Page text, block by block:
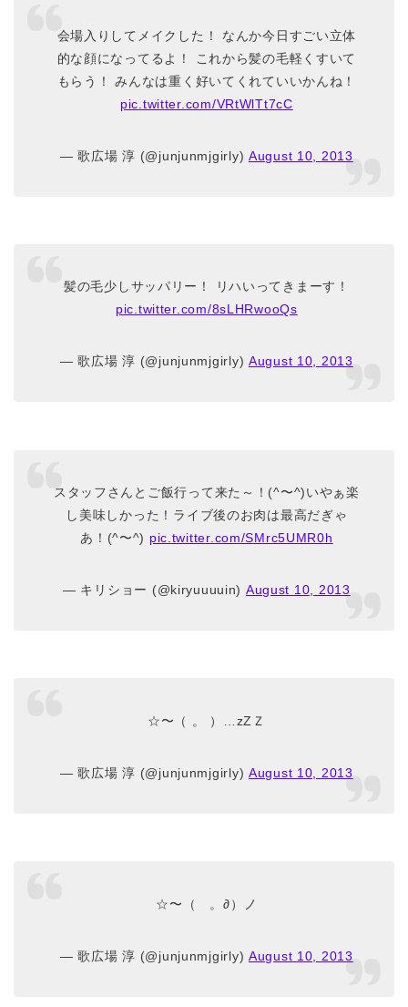
会場入りしてメイクした！ なんか今日すごい立体
的な顔になってるよ！ これから髪の毛軽くすいて
もらう！ みんなは重く好いてくれていいかんね！
pic.twitter.com/VRtWlTt7cC
— 歌広場 淳 (@junjunmjgirly) August 10, 2013
髪の毛少しサッパリー！ リハいってきまーす！
pic.twitter.com/8sLHRwooQs
— 歌広場 淳 (@junjunmjgirly) August 10, 2013
スタッフさんとご飯行って来た～！(^〜^)いやぁ楽
し美味しかった！ライブ後のお肉は最高だぎゃ
あ！(^〜^) pic.twitter.com/SMrc5UMR0h
— キリショー (@kiryuuuuin) August 10, 2013
☆〜（ 。 ）…zZＺ
— 歌広場 淳 (@junjunmjgirly) August 10, 2013
☆〜（ゝ。∂）ノ
— 歌広場 淳 (@junjunmjgirly) August 10, 2013